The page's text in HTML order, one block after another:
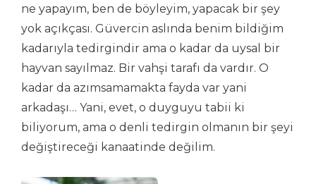
ne yapayım, ben de böyleyim, yapacak bir şey
yok açıkçası. Güvercin aslında benim bildiğim
kadarıyla tedirgindir ama o kadar da uysal bir
hayvan sayılmaz. Bir vahşi tarafı da vardır. O
kadar da azımsamamakta fayda var yani
arkadaşı… Yani, evet, o duyguyu tabii ki
biliyorum, ama o denli tedirgin olmanın bir şeyi
değiştireceği kanaatinde değilim.